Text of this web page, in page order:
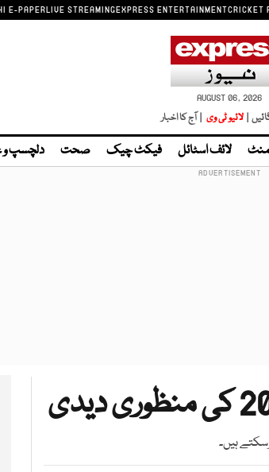
E-PAPERLIVE STREAMINGEXPRESS ENTERTAINMENTCRICKET
AUGUST 06, 2026
| لائیو ٹی وی | آج کا اخبار
لائف اسٹائل فیکٹ چیک صحت دلچسپ
ہیں۔